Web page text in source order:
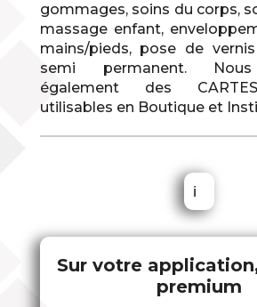
gommages, soins du corps,
massage enfant,
mains/pieds, pose de
semi permanent.
également des
utilisables en Boutique et
ℹ
Sur votre
premium